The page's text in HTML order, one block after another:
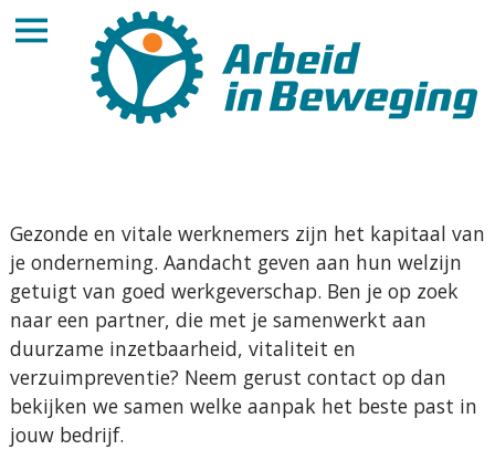
Gezonde en vitale werknemers zijn het kapitaal van
je onderneming. Aandacht geven aan hun welzijn
getuigt van goed werkgeverschap. Ben je op zoek
naar een partner, die met je samenwerkt aan
duurzame inzetbaarheid, vitaliteit en
verzuimpreventie? Neem gerust contact op dan
bekijken we samen welke aanpak het beste past in
jouw bedrijf.